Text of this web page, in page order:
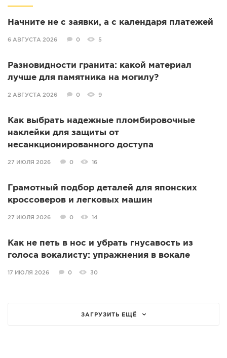
Начните не с заявки, а с календаря платежей
6 АВГУСТА 2026 0 5
Разновидности гранита: какой материал
лучше для памятника на могилу?
2 АВГУСТА 2026 0 9
Как выбрать надежные пломбировочные
наклейки для защиты от
несанкционированного доступа
27 ИЮЛЯ 2026 0 16
Грамотный подбор деталей для японских
кроссоверов и легковых машин
27 ИЮЛЯ 2026 0 14
Как не петь в нос и убрать гнусавость из
голоса вокалисту: упражнения в вокале
17 ИЮЛЯ 2026 0 30
ЗАГРУЗИТЬ ЕЩЁ